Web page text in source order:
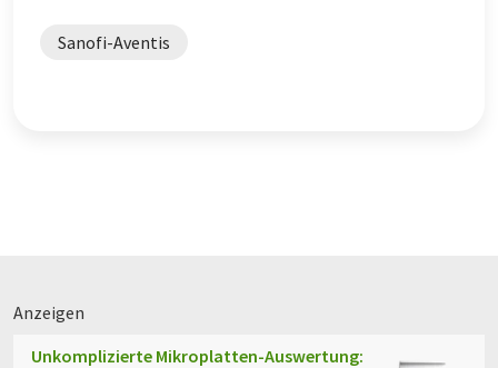
Sanofi-Aventis
Anzeigen
Unkomplizierte Mikroplatten-Auswertung: